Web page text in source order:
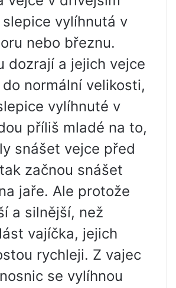
vylíhnutá v
nebo březnu.
dozrají a jejich vejce
normální velikosti,
vylíhnuté v
příliš mladé na to,
snášet vejce před
začnou snášet
jaře. Ale protože
a silnější, než
vajíčka, jejich
rychleji. Z vajec
se vylíhnou